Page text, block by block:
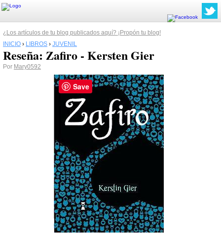
¿Los artículos de tu blog publicados aquí? ¡Propón tu blog!
INICIO › LIBROS › JUVENIL
Reseña: Zafiro - Kersten Gier
Por Mary0592
Save